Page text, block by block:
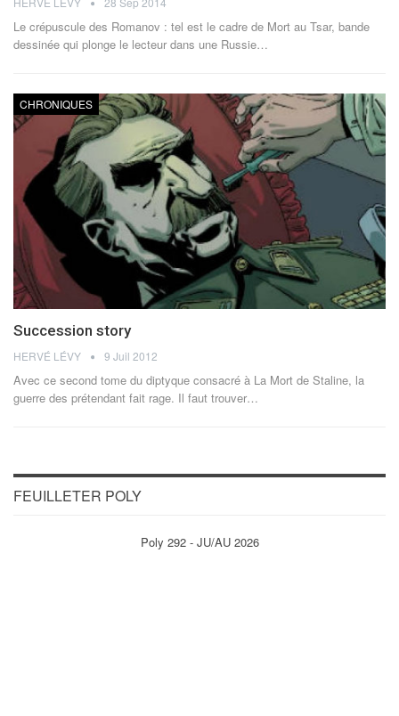
Le crépuscule des Romanov : tel est le cadre de Mort au Tsar, bande
dessinée qui plonge le lecteur dans une Russie…
CHRONIQUES
Succession story
HERVÉ LÉVY 9 Juil 2012
Avec ce second tome du diptyque consacré à La Mort de Staline, la
guerre des prétendant fait rage. Il faut trouver…
FEUILLETER POLY
Poly 292 - JU/AU 2026